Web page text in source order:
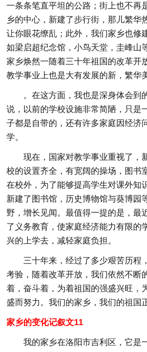
一条条笔直平坦的公路；街上也不再
乡的中心，新建了步行街，那儿繁华
让你眼花缭乱；此外，我们家乡也修
如梁启超纪念馆，小鸟天堂，圭峰山
家乡焕然一随着三十年祖国的改革开
教学事业上也是大有发展的新，繁华
。在这方面，我也是深身体会到
说，以前的学校设施非常简陋，只是
子都是自带的，还有许多家庭因经济
学。
现在，国家对教学事业重视了，
校的设置齐全，有宽阔的操场，图书
在校外，为了能够提高学生对课外知
新建了图书馆，历史博物馆与葵博园
野，增长见闻。最值得一提的是，最
了义务教育，使家庭经济能力有限的
兴的上学去，减轻家庭负担。
三十年来，经过了多少艰苦历程
考验，随着改革开放，我们依然不断
着，奋斗着，为着祖国的强盛兴旺，
盛而努力。我们的家乡，我们的祖国
家乡的变化记叙文11
我的家乡在洛阳市吉利区，它是